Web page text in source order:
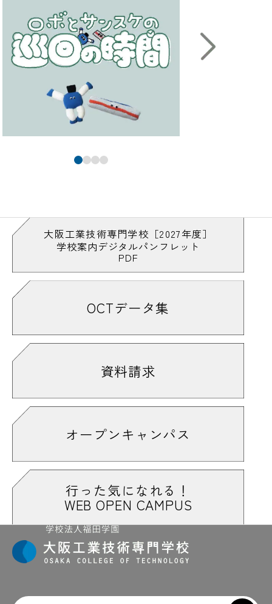
大阪工業技術専門学校［2027年度］
学校案内デジタルパンフレット
PDF
OCTデータ集
資料請求
オープンキャンパス
行った気になれる！
WEB OPEN CAMPUS